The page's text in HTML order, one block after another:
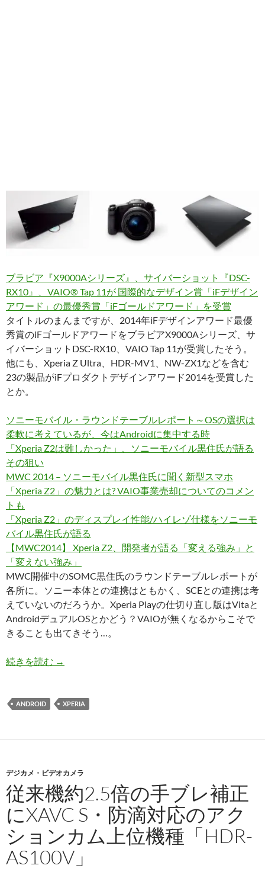
ブラビア『X9000Aシリーズ』、サイバーショット『DSC-
RX10』、VAIO® Tap 11が 国際的なデザイン賞「iFデザイン
アワード」の最優秀賞「iFゴールドアワード」を受賞
タイトルのまんまですが、2014年iFデザインアワード最優
秀賞のiFゴールドアワードをブラビアX9000Aシリーズ、サ
イバーショットDSC-RX10、VAIO Tap 11が受賞したそう。
他にも、Xperia Z Ultra、HDR-MV1、NW-ZX1などを含む
23の製品がiFプロダクトデザインアワード2014を受賞した
とか。
ソニーモバイル・ラウンドテーブルレポート～OSの選択は
柔軟に考えているが、今はAndroidに集中する時
「Xperia Z2は難しかった」、ソニーモバイル黒住氏が語る
その狙い
MWC 2014 – ソニーモバイル黒住氏に聞く新型スマホ
「Xperia Z2」の魅力とは? VAIO事業売却についてのコメン
トも
「Xperia Z2」のディスプレイ性能/ハイレゾ仕様をソニーモ
バイル黒住氏が語る
【MWC2014】 Xperia Z2、開発者が語る「変える強み」と
「変えない強み」
MWC開催中のSOMC黒住氏のラウンドテーブルレポートが
各所に。ソニー本体との連携はともかく、SCEとの連携は考
えていないのだろうか。Xperia Playの仕切り直し版はVitaと
AndroidデュアルOSとかどう？VAIOが無くなるからこそで
きることも出てきそう…。
続きを読む 2014/03/03版ソニー関連トピック～ブラビア
→
ANDROID XPERIA
デジカメ・ビデオカメラ
従来機約2.5倍の手ブレ補正
にXAVC S・防滴対応のアク
ションカム上位機種「HDR-
AS100V」